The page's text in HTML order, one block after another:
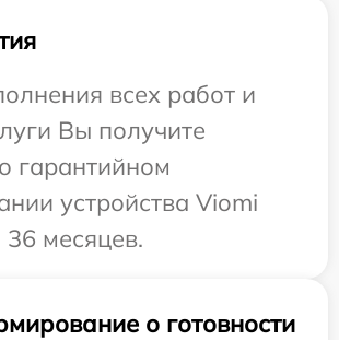
всех работ и
Вы получите
гарантийном
устройства Viomi
месяцев.
о готовности